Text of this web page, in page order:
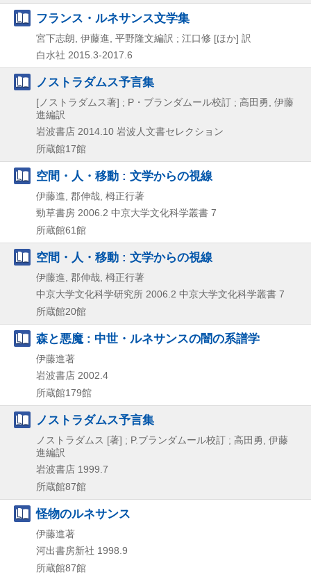
フランス・ルネサンス文学集
宮下志朗, 伊藤進, 平野隆文編訳 ; 江口修 [ほか] 訳
白水社 2015.3-2017.6
ノストラダムス予言集
[ノストラダムス著] ; P・ブランダムール校訂 ; 高田勇, 伊藤
進編訳
岩波書店 2014.10 岩波人文書セレクション
所蔵館17館
空間・人・移動 : 文学からの視線
伊藤進, 郡伸哉, 栂正行著
勁草書房 2006.2 中京大学文化科学叢書 7
所蔵館61館
空間・人・移動 : 文学からの視線
伊藤進, 郡伸哉, 栂正行著
中京大学文化科学研究所 2006.2 中京大学文化科学叢書 7
所蔵館20館
森と悪魔 : 中世・ルネサンスの闇の系譜学
伊藤進著
岩波書店 2002.4
所蔵館179館
ノストラダムス予言集
ノストラダムス [著] ; P.ブランダムール校訂 ; 高田勇, 伊藤
進編訳
岩波書店 1999.7
所蔵館87館
怪物のルネサンス
伊藤進著
河出書房新社 1998.9
所蔵館87館